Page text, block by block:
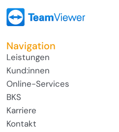
Navigation
Leistungen
Kund:innen
Online-Services
BKS
Karriere
Kontakt